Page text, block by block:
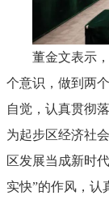
董金文表示
个意识，做到两
自觉，认真贯彻
为起步区经济社
区发展当成新时
实快”的作风，认